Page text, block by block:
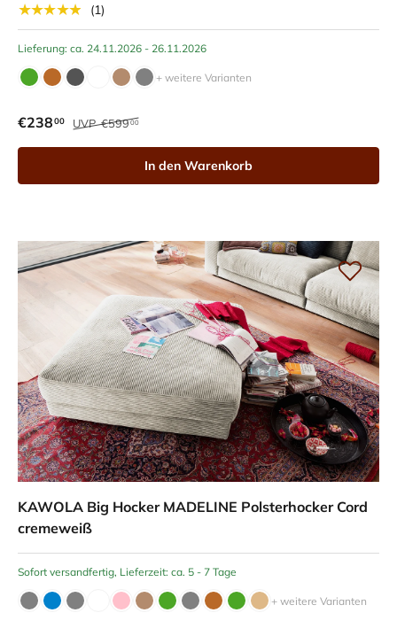
★★★★★
(1)
Lieferung: ca. 24.11.2026 - 26.11.2026
+ weitere Varianten
€23800 UVP€59900
In den Warenkorb
KAWOLA Big Hocker MADELINE Polsterhocker Cord
cremeweiß
Sofort versandfertig, Lieferzeit: ca. 5 - 7 Tage
+ weitere Varianten